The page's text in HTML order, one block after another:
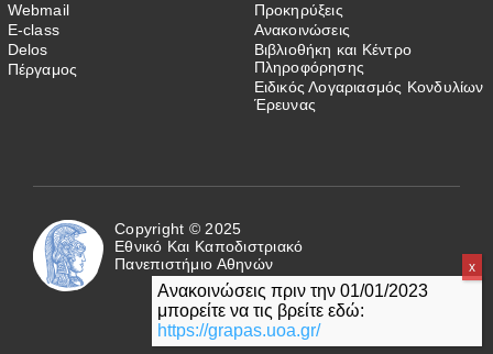
Webmail
E-class
Delos
Πέργαμος
Προκηρύξεις
Ανακοινώσεις
Βιβλιοθήκη και Κέντρο
Πληροφόρησης
Ειδικός Λογαριασμός Κονδυλίων
Έρευνας
Copyright © 2025
Εθνικό Και Καποδιστριακό
Πανεπιστήμιο Αθηνών
Ανακοινώσεις πριν την 01/01/2023
μπορείτε να τις βρείτε εδώ:
https://grapas.uoa.gr/